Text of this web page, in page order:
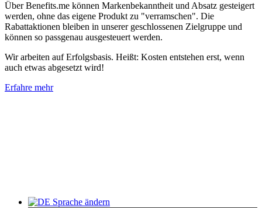
Über Benefits.me können Markenbekanntheit und Absatz gesteigert
werden, ohne das eigene Produkt zu "verramschen". Die
Rabattaktionen bleiben in unserer geschlossenen Zielgruppe und
können so passgenau ausgesteuert werden.
Wir arbeiten auf Erfolgsbasis. Heißt: Kosten entstehen erst, wenn
auch etwas abgesetzt wird!
Erfahre mehr
Sprache ändern